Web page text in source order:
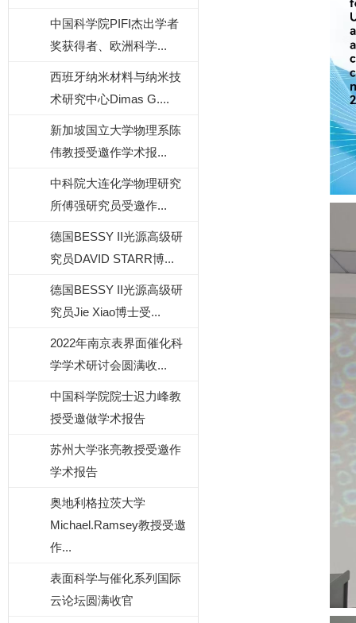
中国科学院PIFI杰出学者
奖获得者、欧洲科学...
西班牙纳米材料与纳米技
术研究中心Dimas G....
新加坡国立大学物理系陈
伟教授受邀作学术报...
中科院大连化学物理研究
所傅强研究员受邀作...
德国BESSY II光源高级研
究员DAVID STARR博...
德国BESSY II光源高级研
究员Jie Xiao博士受...
2022年南京表界面催化科
学学术研讨会圆满收...
中国科学院院士迟力峰教
授受邀做学术报告
苏州大学张亮教授受邀作
学术报告
奥地利格拉茨大学
Michael.Ramsey教授受邀
作...
表面科学与催化系列国际
云论坛圆满收官